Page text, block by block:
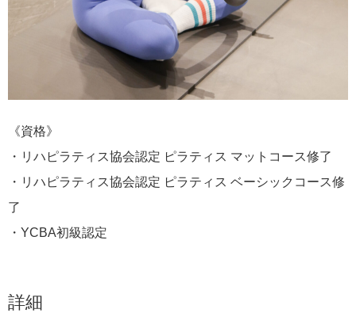
《資格》
・リハピラティス協会認定 ピラティス マットコース修了
・リハピラティス協会認定 ピラティス ベーシックコース修
了
・YCBA初級認定
詳細